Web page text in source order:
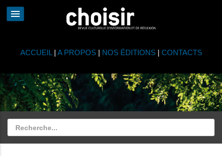
ACCUEIL | A PROPOS| NOS ÉDITIONS| CONTACTS